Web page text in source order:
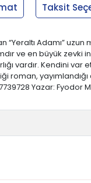
Taksit
“Yeraltı Adamı”
ve en büyük
vardır. Kendini
roman,
Yazar: Fyodor